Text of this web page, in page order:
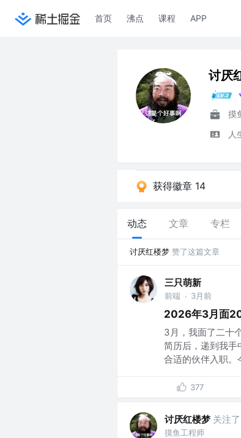
首页 沸点 课程 APP
讨厌
摸
人
获得徽章 14
动态 文章 专栏
讨厌红楼梦 赞了这篇文章
三只萌新
前端 · 3月前
2026年3月面
3月，我面了二十
简历后，递到我
合适的伙伴入职。
377
讨厌红楼梦 关注了
摸鱼工程师